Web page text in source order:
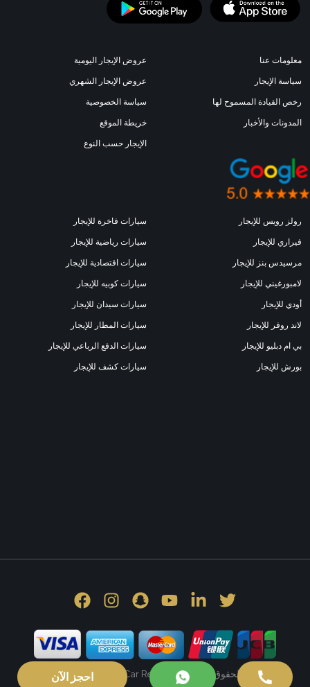
احجز الآن
معلومات عنا
سياسة الإيجار
رخص القيادة المسموح لها
المدونات والأخبار
عروض الإيجار اليومية
عروض الإيجار الشهري
سياسة الخصوصية
خريطة الموقع
الإيجار حسب النوع
رولز رويس للإيجار
فيراري للإيجار
مرسيدس بنز للإيجار
لامبورغيني للإيجار
أودي للإيجار
لاند روفر للإيجار
بي ام دبليو للإيجار
بورش للإيجار
سيارات فاخرة للإيجار
سيارات رياضية للإيجار
سيارات اقتصادية للإيجار
سيارات كوبيه للإيجار
سيارات سيدان للإيجار
سيارات المطار للإيجار
سيارات الدفع الرباعي للإيجار
سيارات كشف للإيجار
© 2026 Friends Car Rental . كل الحقوق محفوظة.